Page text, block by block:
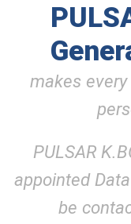
makes
PULSAR
appointed
be